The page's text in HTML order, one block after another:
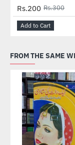
Rs.200 Rs.300
Add to Cart
FROM THE SAME